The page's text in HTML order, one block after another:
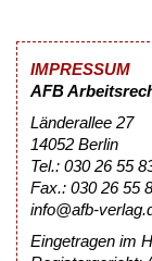
IMPRESSUM
AFB
Länderallee 27
14052 Berlin
Tel.: 030 26 55
Fax.: 030 26 55
info@afb-
Eingetragen im